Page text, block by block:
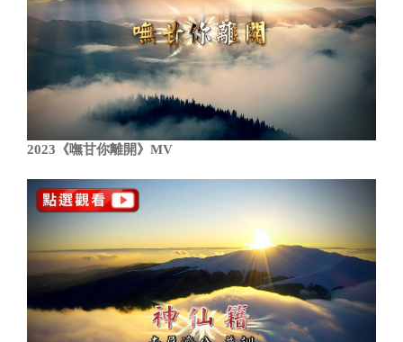
2023《嘸甘你離開》MV